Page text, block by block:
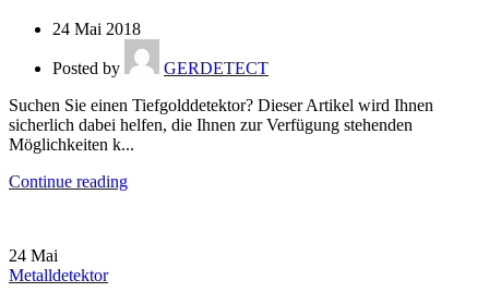
24 Mai 2018
Posted by
GERDETECT
Suchen Sie einen Tiefgolddetektor? Dieser Artikel wird Ihnen
sicherlich dabei helfen, die Ihnen zur Verfügung stehenden
Möglichkeiten k...
Continue reading
24 Mai
Metalldetektor